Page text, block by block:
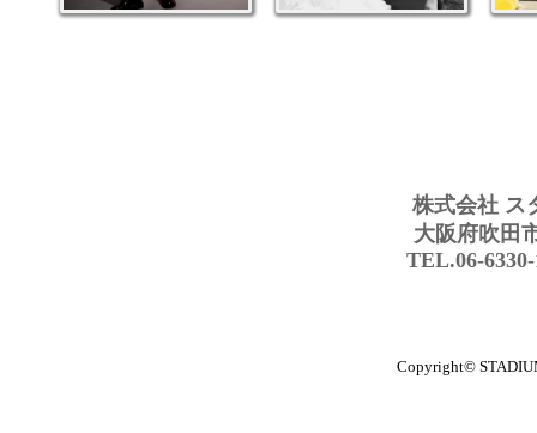
株式会社 ス
大阪府吹田
TEL.06-
Copyright©